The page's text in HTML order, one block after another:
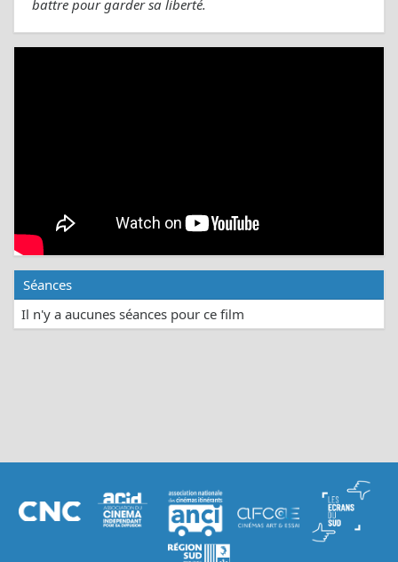
battre pour garder sa liberté.
Séances
Il n'y a aucunes séances pour ce film